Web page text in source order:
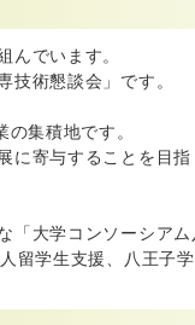
んでいます。
術懇談会」です。
集積地です。
寄与することを目
大学コンソーシア
学生支援、八王子